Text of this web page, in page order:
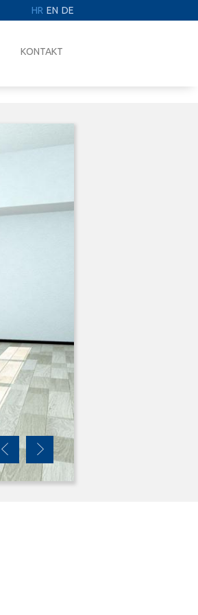
HR EN DE
KONTAKT